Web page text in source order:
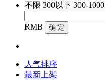
不限 300以下 300-1000
RMB
确 定
人气排序
最新上架